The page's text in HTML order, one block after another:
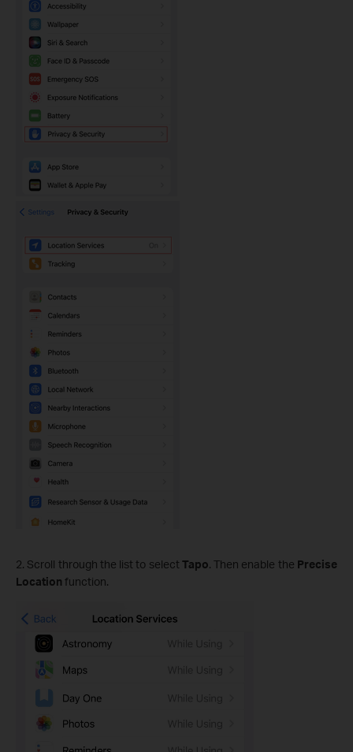
2. Scroll through the list to select Tapo. Then enable the Precise
Location function.